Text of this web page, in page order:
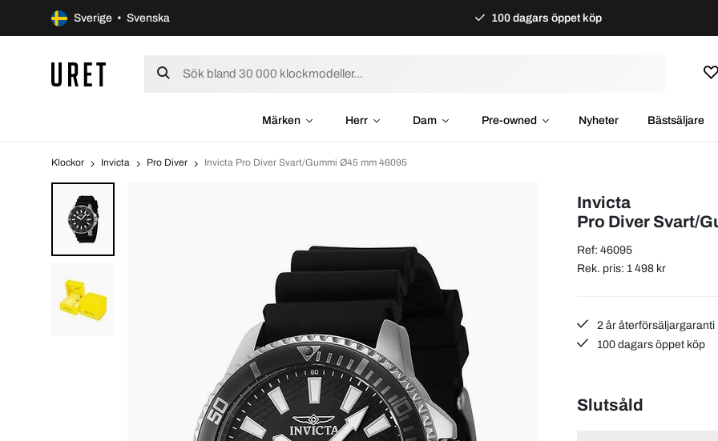
Sverige • Svenska 100 dagars öppet köp
Märken Herr Dam Pre-owned Nyheter Bästsäljare
Klockor Invicta Pro Diver Invicta Pro Diver Svart/Gummi Ø45 mm 46095
Invicta
Pro Diver Svart/
Ref: 46095
Rek. pris: 1 498 kr
2 år återförsäljargaranti
100 dagars öppet köp
Slutsåld